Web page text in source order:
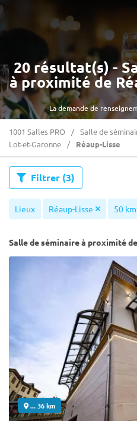
La demande de
20 résultat(s) -
à proximité de
1001 Salles PRO Salle de
Lot-et-Garonne
Réaup-Lisse
Filtrer (3)
Lieux Réaup-Lisse 50 km
Salle de séminaire à proximité
... 36 km